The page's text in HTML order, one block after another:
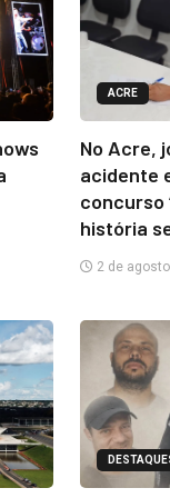
ACRE
No Acre,
acidente
concurso
história
2 de